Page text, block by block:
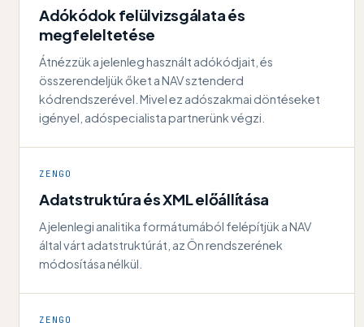
Adókódok felülvizsgálata és
megfeleltetése
Átnézzük a jelenleg használt adókódjait, és
összerendeljük őket a NAV sztenderd
kódrendszerével. Mivel ez adószakmai döntéseket
igényel, adóspecialista partnerünk végzi.
ZENGO
Adatstruktúra és XML előállítása
A jelenlegi analitika formátumából felépítjük a NAV
által várt adatstruktúrát, az Ön rendszerének
módosítása nélkül.
ZENGO